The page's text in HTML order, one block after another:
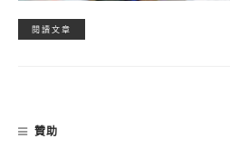
閱讀文章
贊助